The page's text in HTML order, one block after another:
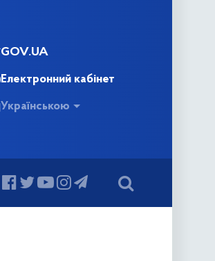
GOV.UA
Електронний кабінет
Українською